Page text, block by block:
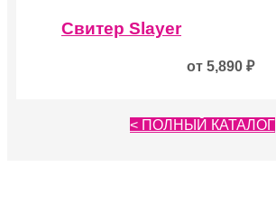
выбрать
товар
имеет
Свитер Slayer
от 5,890 ₽
< ПОЛНЫЙ КАТАЛОГ